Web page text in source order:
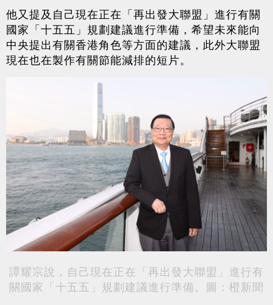
他又提及自己現在正在「再出發大聯盟」進行有關
國家「十五五」規劃建議進行準備，希望未來能向
中央提出有關香港角色等方面的建議，此外大聯盟
現在也在製作有關節能減排的短片。
譚耀宗說，自己現在正在「再出發大聯盟」進行有
關國家「十五五」規劃建議進行準備。圖：橙新聞